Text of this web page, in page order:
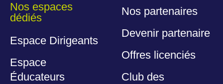
Nos espaces
dédiés
Espace Dirigeants
Espace
Éducateurs
Nos partenaires
Devenir partenaire
Offres licenciés
Club des